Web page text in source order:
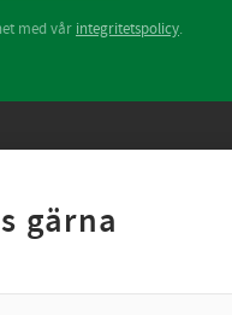
med vår integritetspolicy.
gärna